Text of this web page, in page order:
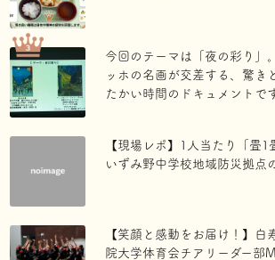
今回のテーマは「夜の彩り」
ッホの名画が交差する、驚き
たかい時間のドキュメントで
【現場レポ】1人当たり「畳1
いずみ野中学校地域防災拠点
【笑顔と感動をお届け！】白
院大学体育会チアリーダー部